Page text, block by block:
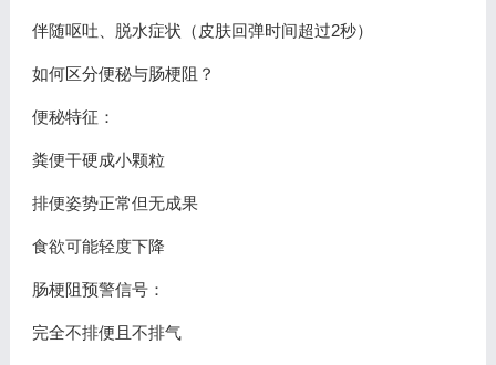
伴随呕吐、脱水症状（皮肤回弹时间超过2秒）
如何区分便秘与肠梗阻？
便秘特征：
粪便干硬成小颗粒
排便姿势正常但无成果
食欲可能轻度下降
肠梗阻预警信号：
完全不排便且不排气